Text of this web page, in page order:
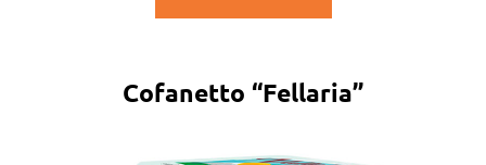
Cofanetto “Fellaria”